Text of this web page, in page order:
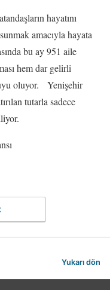
hayatını
amacıyla hayata
bu ay 951 aile
hem dar gelirli
oluyor. Yenişehir
tutarla sadece
Yukarı dön